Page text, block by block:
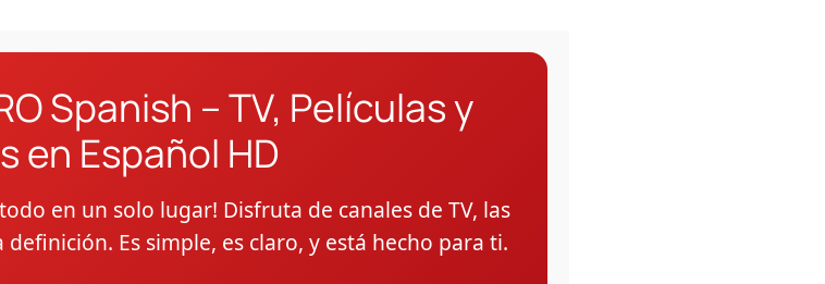
Spanish – TV, Películas y
en Español HD
en un solo lugar! Disfruta de canales de TV, las
Es simple, es claro, y está hecho para ti.